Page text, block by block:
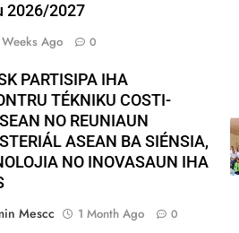
2026/2027
Ago 0
PARTISIPA IHA
TÉKNIKU COSTI-
NO REUNIAUN
ASEAN BA SIÉNSIA,
NO INOVASAUN IHA
Mescc
1 Month Ago 0